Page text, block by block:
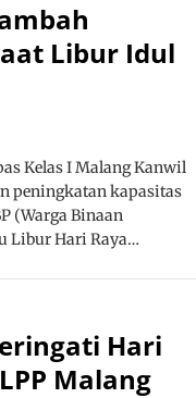
Libur Idul
Kelas I Malang Kanwil
peningkatan kapasitas
(Warga Binaan
Libur Hari Raya…
Hari
Malang